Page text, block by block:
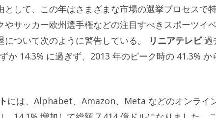
して、この年はさまざまな市場の選挙プロセスで
サッカー欧州選手権などの注目すべきスポーツイ
ついて次のように警告している。
リニアテレビ過
か 14.3% に過ぎず、2013 年のピーク時の 41.3% か
には、Alphabet、Amazon、Meta などのオンライ